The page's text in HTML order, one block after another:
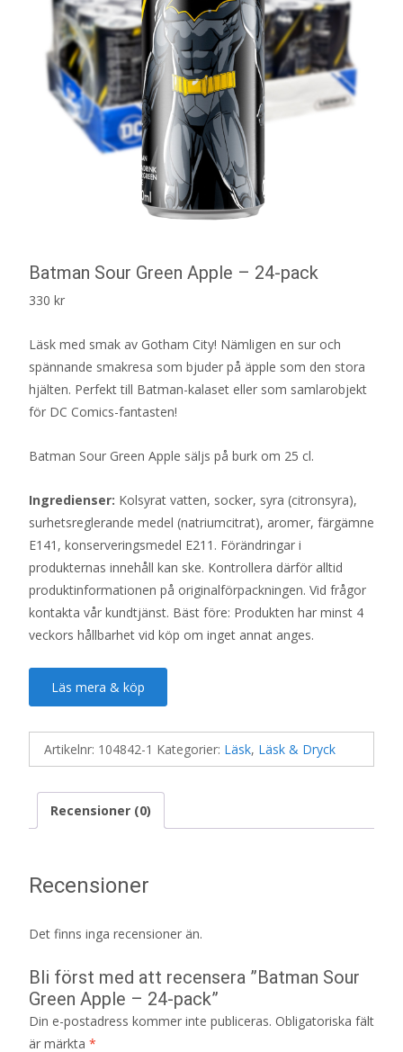
Batman Sour Green Apple – 24-pack
330 kr
Läsk med smak av Gotham City! Nämligen en sur och
spännande smakresa som bjuder på äpple som den stora
hjälten. Perfekt till Batman-kalaset eller som samlarobjekt
för DC Comics-fantasten!
Batman Sour Green Apple säljs på burk om 25 cl.
Ingredienser: Kolsyrat vatten, socker, syra (citronsyra),
surhetsreglerande medel (natriumcitrat), aromer, färgämne
E141, konserveringsmedel E211. Förändringar i
produkternas innehåll kan ske. Kontrollera därför alltid
produktinformationen på originalförpackningen. Vid frågor
kontakta vår kundtjänst. Bäst före: Produkten har minst 4
veckors hållbarhet vid köp om inget annat anges.
Läs mera & köp
Artikelnr: 104842-1 Kategorier: Läsk, Läsk & Dryck
Recensioner (0)
Recensioner
Det finns inga recensioner än.
Bli först med att recensera ”Batman Sour
Green Apple – 24-pack”
Din e-postadress kommer inte publiceras. Obligatoriska fält
är märkta *